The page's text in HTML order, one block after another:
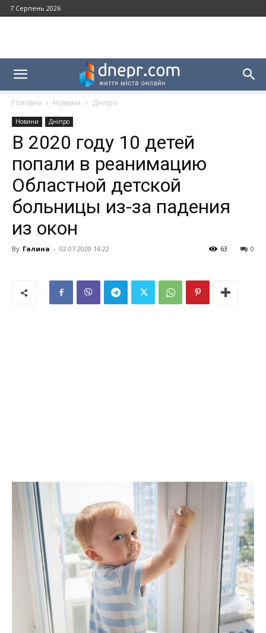
7 Серпень 2026
Головна Новини Дніпро
Новини Дніпро
В 2020 году 10 детей
попали в реанимацию
Областной детской
больницы из-за падения
из окон
By Галина - 02.07.2020 14:22 0
63